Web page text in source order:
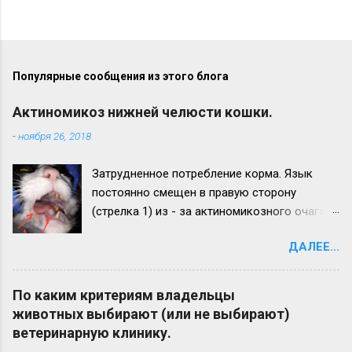
Популярные сообщения из этого блога
Актиномикоз нижней челюсти кошки.
-ноября 26, 2018
Затрудненное потребление корма. Язык
постоянно смещен в правую сторону
(стрелка 1) из - за актиномикозного очага,
актиномикозного очага более наблюдается
Вид нижней челюсти с левой стороны.
Челюсть увеличена в размере в 2,5 - 3 раза.
Прогноз неблагоприятный. Удачи всем!
ДАЛЕЕ...
По каким критериям владельцы
животных выбирают (или не выбирают)
ветеринарную клинику.